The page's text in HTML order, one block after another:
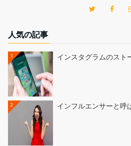
人気の記事
1 インスタグラムのスト
2 インフルエンサーと